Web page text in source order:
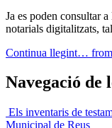
Ja es poden consultar
notarials digitalitzats,
Continua llegint…
Navegació de
Els inventaris de
Municipal de Reus